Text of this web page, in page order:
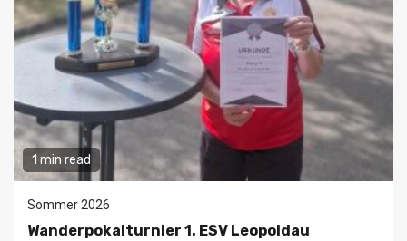
1 min read
Sommer 2026
Wanderpokalturnier 1. ESV Leopoldau